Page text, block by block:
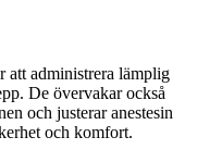
att administrera lämplig
De övervakar också
och justerar anestesin
och komfort.